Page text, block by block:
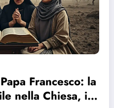
Francesco: la
nella Chiesa, i